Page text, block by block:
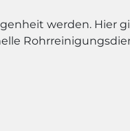
werden. Hier